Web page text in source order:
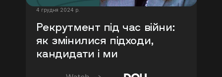
4 грудня 2024 р.
Рекрутмент під час війни:
як змінилися підходи,
кандидати і ми